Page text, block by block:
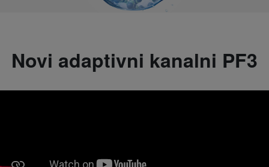
Novi adaptivni kanalni PF3